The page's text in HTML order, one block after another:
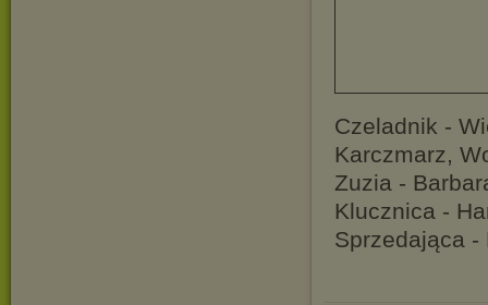
Czeladnik -
Karczmarz,
Zuzia -
Klucznica -
Sprzedająca -